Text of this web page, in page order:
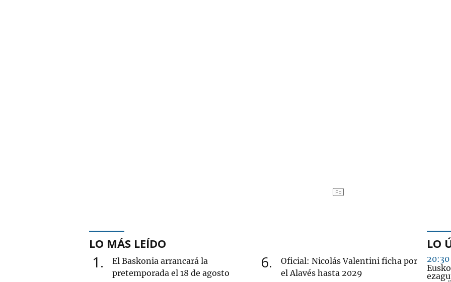
LO MÁS LEÍDO
1
El Baskonia arrancará la
pretemporada el 18 de agosto
6
Oficial: Nicolás Valentini ficha por
el Alavés hasta 2029
LO
20:30